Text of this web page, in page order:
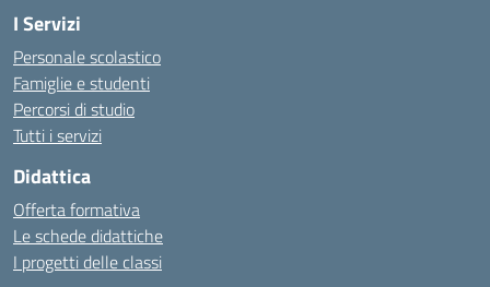
I Servizi
Personale scolastico
Famiglie e studenti
Percorsi di studio
Tutti i servizi
Didattica
Offerta formativa
Le schede didattiche
I progetti delle classi